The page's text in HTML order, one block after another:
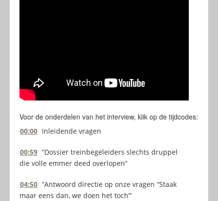
Voor de onderdelen van het interview, klik op de tijdcodes:
00:00 Inleidende vragen
00:59 “Dossier treinbegeleiders slechts druppel
die volle emmer deed overlopen”
04:50 “Antwoord directie op onze vragen “Staak
maar eens dan, we doen het toch’”